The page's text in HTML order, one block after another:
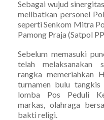
Sebagai wujud
melibatkan personel
seperti Senkom Mitra
Pamong Praja (Satpol
Sebelum memasuki
telah melaksanakan
rangka memeriahkan
turnamen bulu tangkis
lomba Pos Peduli
markas, olahraga
bakti religi.